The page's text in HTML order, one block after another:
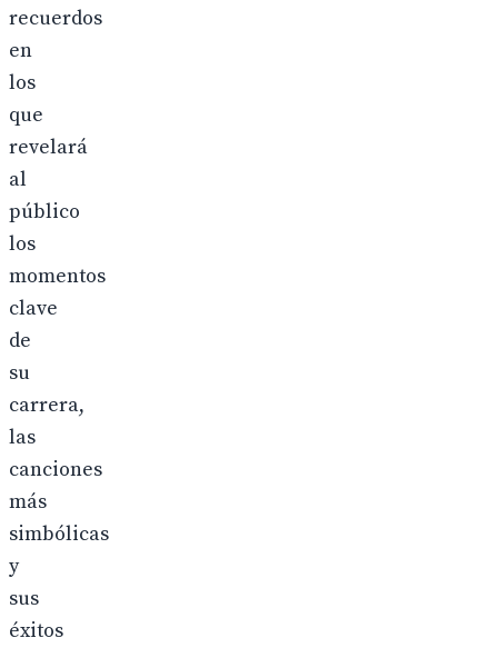
recuerdos
en
los
que
revelará
al
público
los
momentos
clave
de
su
carrera,
las
canciones
más
simbólicas
y
sus
éxitos